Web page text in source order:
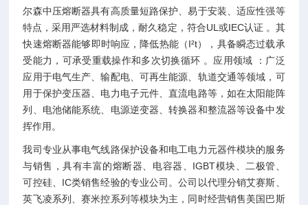
尔森中压熔断器具有高质量短路保护、易于安装、适应性强等
特点，采用严选材料制成，耐久稳定，符合UL或IEC认证 。其
快速熔断器能够即时响应，降低热能（I²t），具备瞬态过载承
受能力，可承受重载操作和多次切换循环 。应用领域 ：广泛
应用于电气生产、输配电、可再生能源、轨道交通等领域，可
用于保护变压器、电力电子元件、直流电路等，如在太阳能阵
列、电池储能系统、电源逆变器、转换器和整流器等设备中发
挥作用。
我司专业从事电气线路保护设备和电工电力元器件模块的服务
与销售，具有丰富的熔断器、电容器、IGBT模块、二极管、
可控硅、IC类销售经验的专业公司。公司以代理分销艾赛斯、
英飞凌系列、赛米控系列等模块为主，同时经营销售美国巴斯